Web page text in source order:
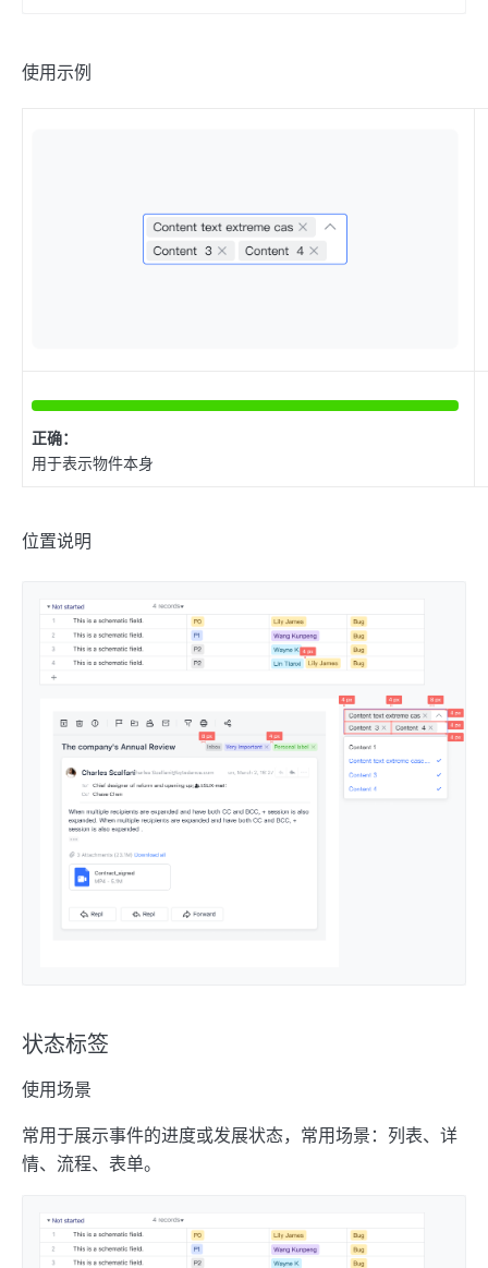
使用示例
正确：
用于表示物件本身
位置说明
状态标签
使用场景
常用于展示事件的进度或发展状态，常用场景：列表、详
情、流程、表单。